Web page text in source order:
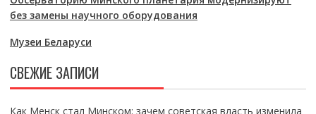
без замены научного оборудования
Музеи Беларуси
СВЕЖИЕ ЗАПИСИ
Как Менск стал Минском: зачем советская власть изменила